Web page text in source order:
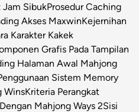
Jam SibukProsedur Caching
Akses MaxwinKejernihan
Karakter Kakek
Grafis Pada Tampilan
Halaman Awal Mahjong
Sistem Memory
WinsKriteria Perangkat
Mahjong Ways 2Sisi